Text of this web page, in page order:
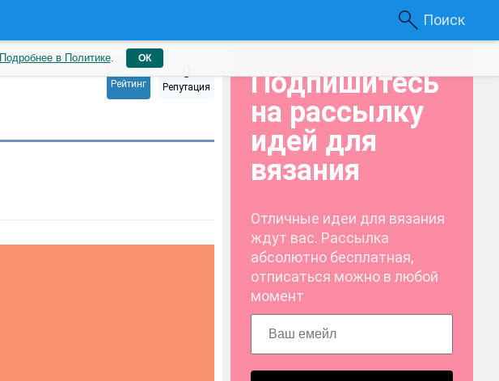
Поиск
0
Рейтинг
0
Репутация
Подпишитесь
на рассылку
идей для
вязания
Отличные идеи для вязания
ждут вас. Рассылка
абсолютно бесплатная,
отписаться можно в любой
момент
Подробнее в Политике. ОК